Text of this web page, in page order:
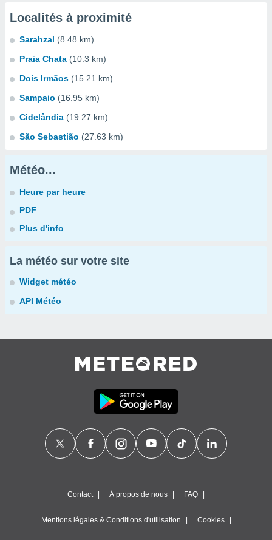
Localités à proximité
Sarahzal (8.48 km)
Praia Chata (10.3 km)
Dois Irmãos (15.21 km)
Sampaio (16.95 km)
Cidelândia (19.27 km)
São Sebastião (27.63 km)
Météo...
Heure par heure
PDF
Plus d'info
La météo sur votre site
Widget météo
API Météo
Contact À propos de nous FAQ
Mentions légales & Conditions d'utilisation Cookies